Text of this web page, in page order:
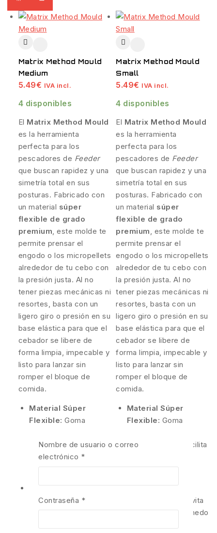
Matrix Method Mould
Medium
5.49€ IVA incl.
4 disponibles
El Matrix Method Mould
es la herramienta
perfecta para los
pescadores de Feeder
que buscan rapidez y una
simetría total en sus
posturas. Fabricado con
un material súper
flexible de grado
premium, este molde te
permite prensar el
engodo o los micropellets
alrededor de tu cebo con
la presión justa. Al no
tener piezas mecánicas ni
resortes, basta con un
ligero giro o presión en su
base elástica para que el
cebador se libere de
forma limpia, impecable y
listo para lanzar sin
romper el bloque de
comida.
Material Súper
Flexible: Goma
resistencia que facilita
un desmolde
inmediato.
Diseño
Antiadherente:
que el engodo húmedo
Matrix Method Mould
Small
5.49€ IVA incl.
4 disponibles
El Matrix Method Mould
es la herramienta
perfecta para los
pescadores de Feeder
que buscan rapidez y una
simetría total en sus
posturas. Fabricado con
un material súper
flexible de grado
premium, este molde te
permite prensar el
engodo o los micropellets
alrededor de tu cebo con
la presión justa. Al no
tener piezas mecánicas ni
resortes, basta con un
ligero giro o presión en su
base elástica para que el
cebador se libere de
forma limpia, impecable y
listo para lanzar sin
romper el bloque de
comida.
Material Súper
Flexible: Goma
resistencia que facilita
inmediato.
Diseño
Evita
que el engodo húmedo
Nombre de usuario o correo
electrónico *
Contraseña *